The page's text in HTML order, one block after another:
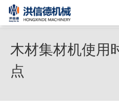
木材集材机使用
点